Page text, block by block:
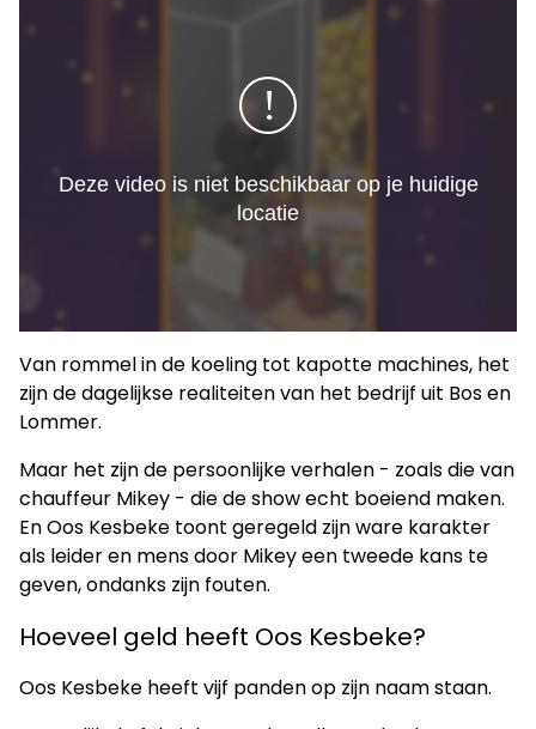
Van rommel in de koeling tot kapotte machines, het
zijn de dagelijkse realiteiten van het bedrijf uit Bos en
Lommer.
Maar het zijn de persoonlijke verhalen - zoals die van
chauffeur Mikey - die de show echt boeiend maken.
En Oos Kesbeke toont geregeld zijn ware karakter
als leider en mens door Mikey een tweede kans te
geven, ondanks zijn fouten.
Hoeveel geld heeft Oos Kesbeke?
Oos Kesbeke heeft vijf panden op zijn naam staan.